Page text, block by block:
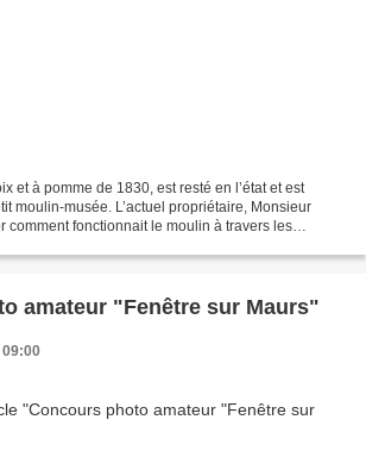
et à pomme de 1830, est resté en l’état et est
moulin-musée. L’actuel propriétaire, Monsieur
comment fonctionnait le moulin à travers les
Concours photo amateur "Fenêtre sur Maurs"
09:00